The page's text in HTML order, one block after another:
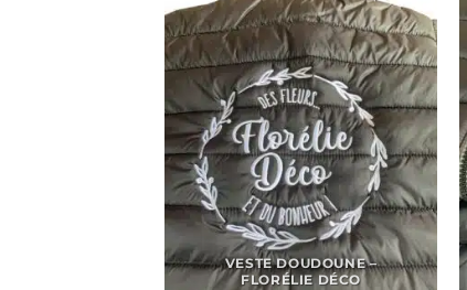
VESTE DOUDOUNE –
FLORÉLIE DÉCO